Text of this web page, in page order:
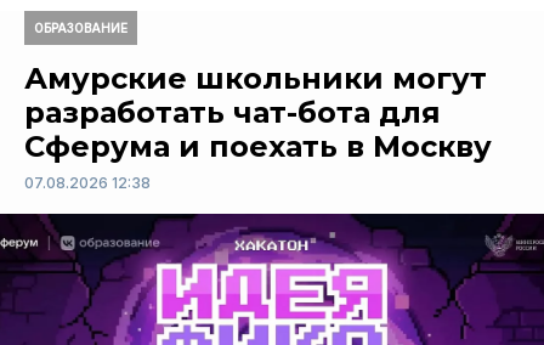
ОБРАЗОВАНИЕ
Амурские школьники могут
разработать чат-бота для
Сферума и поехать в Москву
07.08.2026 12:38